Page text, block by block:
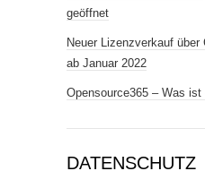
geöffnet
Neuer Lizenzverkauf
ab Januar 2022
Opensource365 – Was
DATENSCHUTZ